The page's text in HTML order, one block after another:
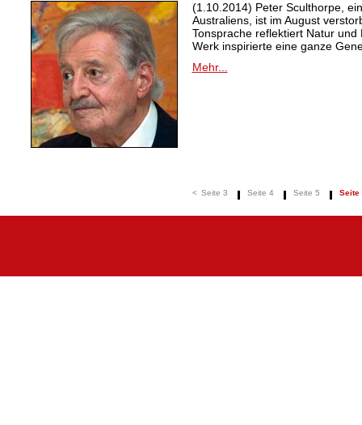
(1.10.2014) Peter Sculthorpe,
Australiens, ist im August
Tonsprache reflektiert Natur
Werk inspirierte eine ganze
Mehr...
< Seite 3 Seite 4 Seite 5 Seite